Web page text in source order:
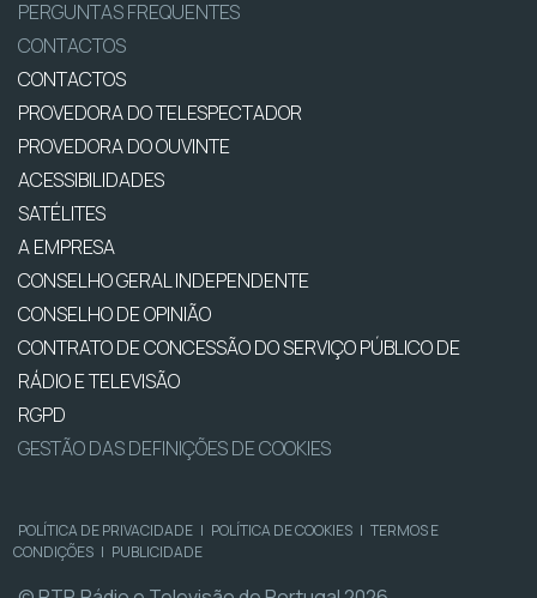
PERGUNTAS FREQUENTES
CONTACTOS
CONTACTOS
PROVEDORA DO TELESPECTADOR
PROVEDORA DO OUVINTE
ACESSIBILIDADES
SATÉLITES
A EMPRESA
CONSELHO GERAL INDEPENDENTE
CONSELHO DE OPINIÃO
CONTRATO DE CONCESSÃO DO SERVIÇO PÚBLICO DE
RÁDIO E TELEVISÃO
RGPD
GESTÃO DAS DEFINIÇÕES DE COOKIES
POLÍTICA DE PRIVACIDADE | POLÍTICA DE COOKIES | TERMOS E
CONDIÇÕES | PUBLICIDADE